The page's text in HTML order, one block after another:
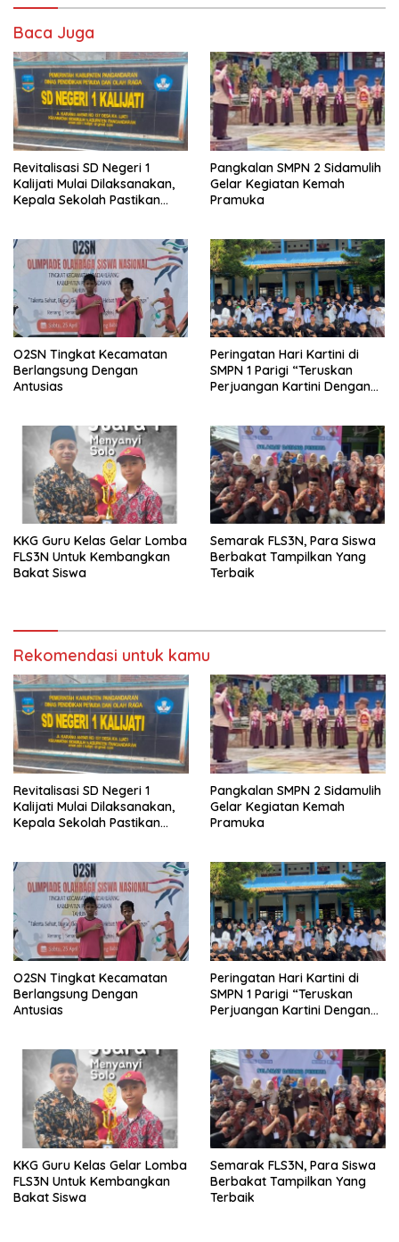
Baca Juga
Revitalisasi SD Negeri 1
Kalijati Mulai Dilaksanakan,
Kepala Sekolah Pastikan
Pangkalan SMPN 2 Sidamulih
Gelar Kegiatan Kemah
Pramuka
O2SN Tingkat Kecamatan
Berlangsung Dengan
Antusias
Peringatan Hari Kartini di
SMPN 1 Parigi “Teruskan
Perjuangan Kartini Dengan
KKG Guru Kelas Gelar Lomba
FLS3N Untuk Kembangkan
Bakat Siswa
Semarak FLS3N, Para Siswa
Berbakat Tampilkan Yang
Terbaik
Rekomendasi untuk kamu
Revitalisasi SD Negeri 1
Kalijati Mulai Dilaksanakan,
Kepala Sekolah Pastikan
Pangkalan SMPN 2 Sidamulih
Gelar Kegiatan Kemah
Pramuka
O2SN Tingkat Kecamatan
Berlangsung Dengan
Antusias
Peringatan Hari Kartini di
SMPN 1 Parigi “Teruskan
Perjuangan Kartini Dengan
KKG Guru Kelas Gelar Lomba
FLS3N Untuk Kembangkan
Bakat Siswa
Semarak FLS3N, Para Siswa
Berbakat Tampilkan Yang
Terbaik